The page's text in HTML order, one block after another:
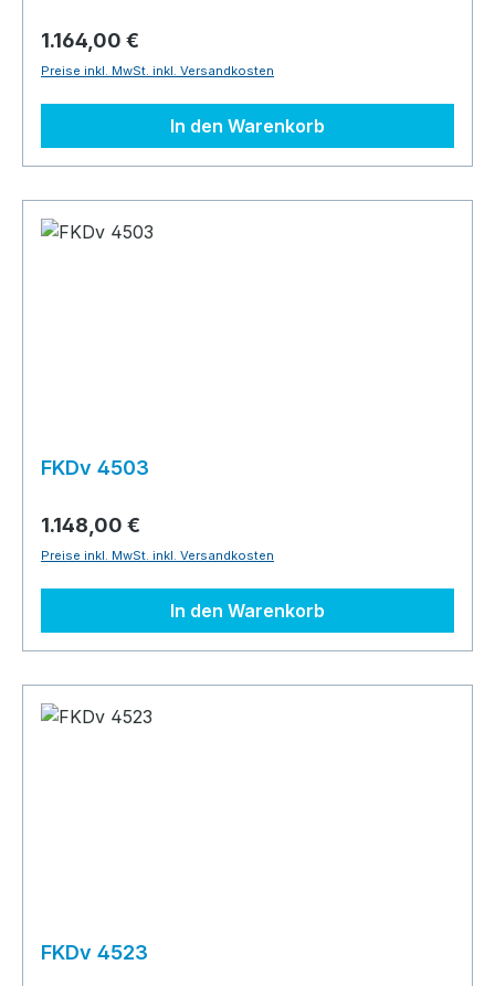
1.164,00 €
Preise inkl. MwSt. inkl. Versandkosten
In den Warenkorb
FKDv 4503
1.148,00 €
Preise inkl. MwSt. inkl. Versandkosten
In den Warenkorb
FKDv 4523